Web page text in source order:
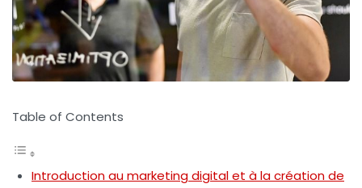
Table of Contents
Introduction au marketing digital et à la création de